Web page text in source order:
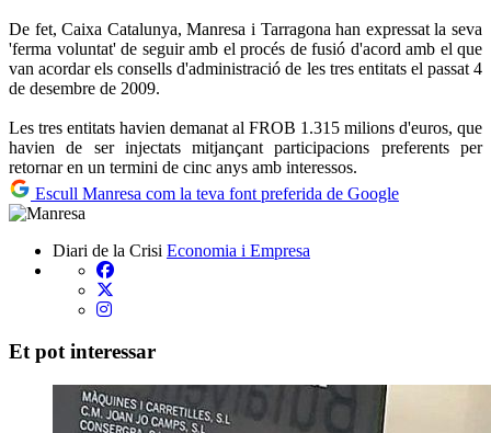
De fet, Caixa Catalunya, Manresa i Tarragona han expressat la seva
'ferma voluntat' de seguir amb el procés de fusió d'acord amb el que
van acordar els consells d'administració de les tres entitats el passat 4
de desembre de 2009.
Les tres entitats havien demanat al FROB 1.315 milions d'euros, que
havien de ser injectats mitjançant participacions preferents per
retornar en un termini de cinc anys amb interessos.
Escull Manresa com la teva font preferida de Google
Diari de la Crisi Economia i Empresa
Et pot interessar